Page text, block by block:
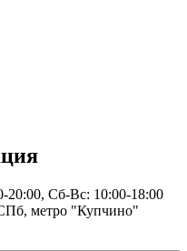
20:00, Сб-Вс: 10:00-18:00
метро "Купчино"